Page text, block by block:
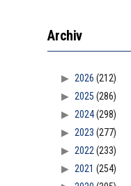
Archiv
2026 (212)
2025 (286)
2024(298)
2023 (277)
2022(233)
2021 (254)